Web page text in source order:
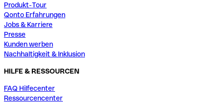
Produkt-Tour
Qonto Erfahrungen
Jobs & Karriere
Presse
Kunden werben
Nachhaltigkeit & Inklusion
HILFE & RESSOURCEN
FAQ Hilfecenter
Ressourcencenter